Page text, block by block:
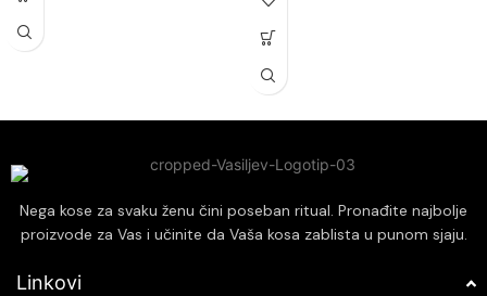
Dubinski čisti kosu i vlasište,
lakom za oblikovanje, bez
mekom i sjajnom.
Obogaćen kakaom, pruža dubinsku
izgled kose.
uticaja, smanjujući oštećenja i
Pogodan za sve tipove kose,
bez obzira na teksturu.
Nega kose za svaku ženu čini poseban ritual. Pronađite najbolje
proizvode za Vas i učinite da Vaša kosa zablista u punom sjaju.
Linkovi